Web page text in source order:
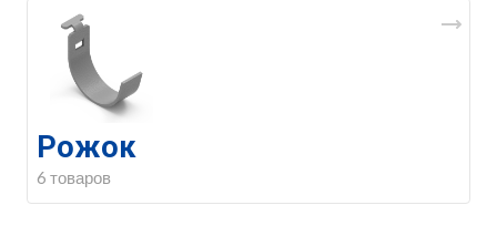
Рожок
6 товаров